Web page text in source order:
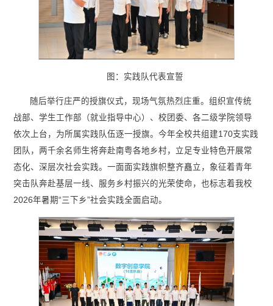
图：实践队代表宣誓
随后举行庄严的授旗仪式，现场气氛热烈庄重。组织宣传统
战部、学生工作部（就业指导中心）、校团委、各二级学院领导
依次上台，为所属实践队伍逐一授旗。今年全校共组建170支实践
团队，两千余名师生将奔赴南粤各地乡村，立足专业特色开展常
态化、深层次社会实践。一面面实践旗帜整齐矗立，象征着青年
突击队奔赴基层一线、服务乡村振兴的光荣使命，也标志着我校
2026年暑期“三下乡”社会实践全面启动。